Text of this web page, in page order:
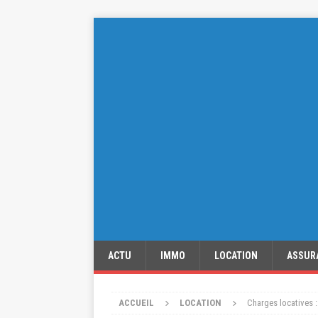
ACTU IMMO LOCATION
ACCUEIL LOCATION Charges locatives